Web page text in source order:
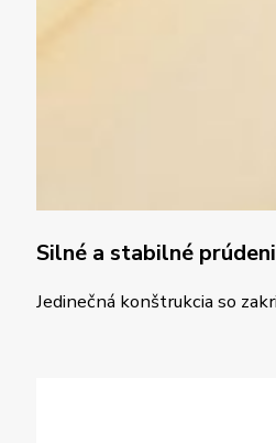
Silné a stabilné
Jedinečná konštrukcia so